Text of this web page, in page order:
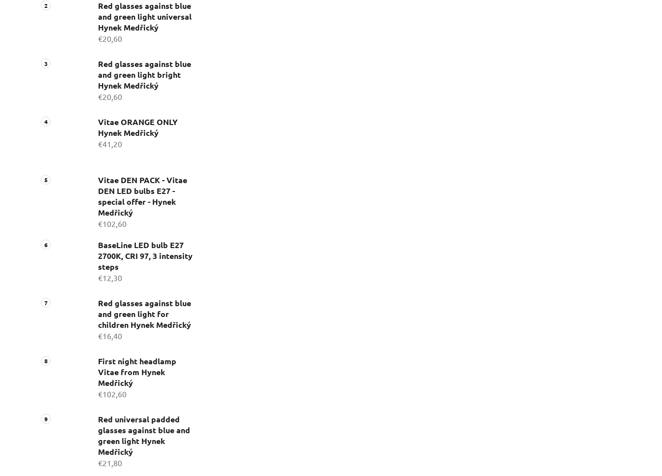
Red glasses against blue
and green light universal
Hynek Medřický
€20,60
Red glasses against blue
and green light bright
Hynek Medřický
€20,60
Vitae ORANGE ONLY
Hynek Medřický
€41,20
Vitae DEN PACK - Vitae
DEN LED bulbs E27 -
special offer - Hynek
Medřický
€102,60
BaseLine LED bulb E27
2700K, CRI 97, 3 intensity
steps
€12,30
Red glasses against blue
and green light for
children Hynek Medřický
€16,40
First night headlamp
Vitae from Hynek
Medřický
€102,60
Red universal padded
glasses against blue and
green light Hynek
Medřický
€21,80